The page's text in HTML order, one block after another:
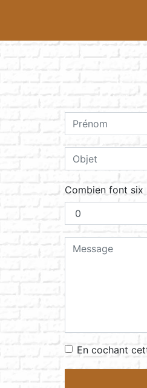
Combien font six
En cochant